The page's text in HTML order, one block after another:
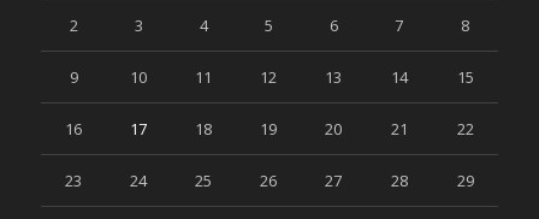
2 3 4 5 6 7 8
9 10 11 12 13 14 15
16 17 18 19 20 21 22
23 24 25 26 27 28 29